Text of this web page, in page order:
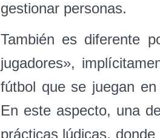
gestionar personas.
También es diferente
jugadores»,
fútbol que se juegan
En este aspecto, una
prácticas lúdicas,